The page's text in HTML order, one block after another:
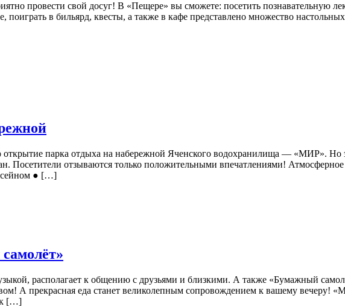
провести свой досуг! В «Пещере» вы сможете: посетить познавательную
поиграть в бильярд, квесты, а также в кафе представлено множество
открытие парка отдыха на набережной Яченского водохранилища — «МИР». Но
Посетители отзываются только положительными впечатлениями!
● […]
располагает к общению с друзьями и близкими. А также «Бумажный
А прекрасная еда станет великолепным сопровождением к вашему вечеру!
[…]